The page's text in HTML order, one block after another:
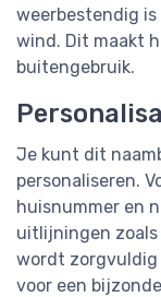
weerbestendig
wind. Dit maakt
buitengebruik.
Je kunt dit
personaliseren.
huisnummer en
uitlijningen
wordt zorgvuldig
voor een